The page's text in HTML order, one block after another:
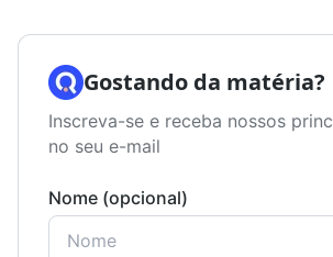
Gostando da matéria?
Inscreva-se e receba nossos
no seu e-mail
Nome (opcional)